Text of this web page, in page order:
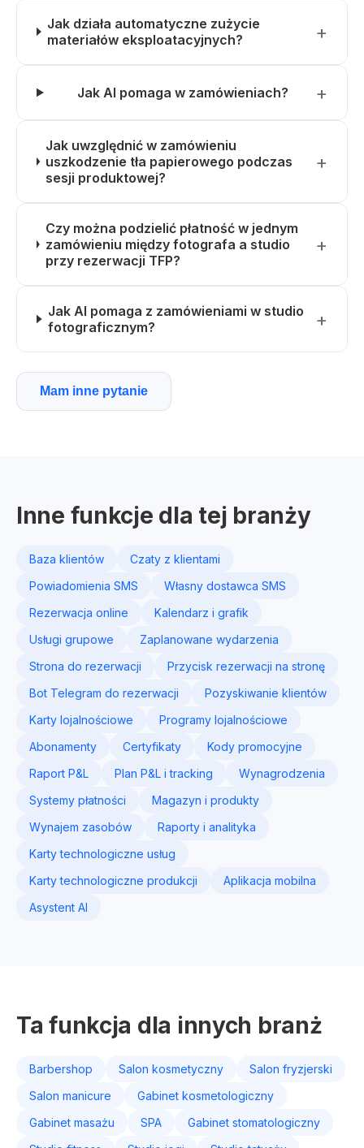
Jak działa automatyczne zużycie
materiałów eksploatacyjnych?
Jak AI pomaga w zamówieniach?
Jak uwzględnić w zamówieniu
uszkodzenie tła papierowego podczas
sesji produktowej?
Czy można podzielić płatność w jednym
zamówieniu między fotografa a studio
przy rezerwacji TFP?
Jak AI pomaga z zamówieniami w studio
fotograficznym?
Mam inne pytanie
Inne funkcje dla tej branży
Baza klientów
Czaty z klientami
Powiadomienia SMS
Własny dostawca SMS
Rezerwacja online
Kalendarz i grafik
Usługi grupowe
Zaplanowane wydarzenia
Strona do rezerwacji
Przycisk rezerwacji na stronę
Bot Telegram do rezerwacji
Pozyskiwanie klientów
Karty lojalnościowe
Programy lojalnościowe
Abonamenty
Certyfikaty
Kody promocyjne
Raport P&L
Plan P&L i tracking
Wynagrodzenia
Systemy płatności
Magazyn i produkty
Wynajem zasobów
Raporty i analityka
Karty technologiczne usług
Karty technologiczne produkcji
Aplikacja mobilna
Asystent AI
Ta funkcja dla innych branż
Barbershop Salon kosmetyczny
Salon fryzjerski
Salon manicure
Gabinet kosmetologiczny
Gabinet masażu
SPA
Gabinet stomatologiczny